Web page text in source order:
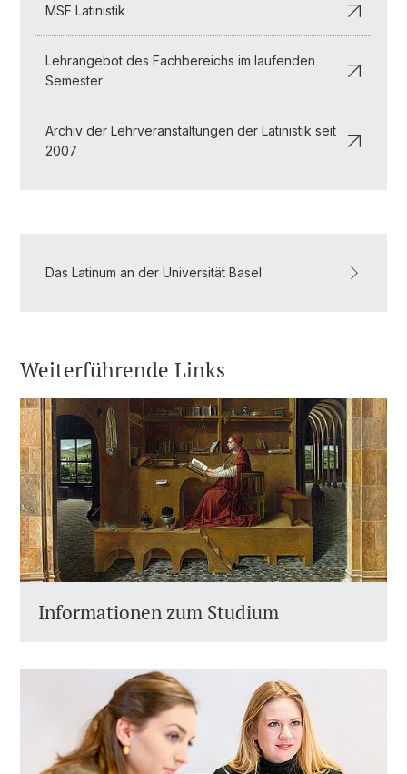
MSF Latinistik
Lehrangebot des Fachbereichs im laufenden
Semester
Archiv der Lehrveranstaltungen der Latinistik seit
2007
Das Latinum an der Universität Basel
Weiterführende Links
Informationen zum Studium